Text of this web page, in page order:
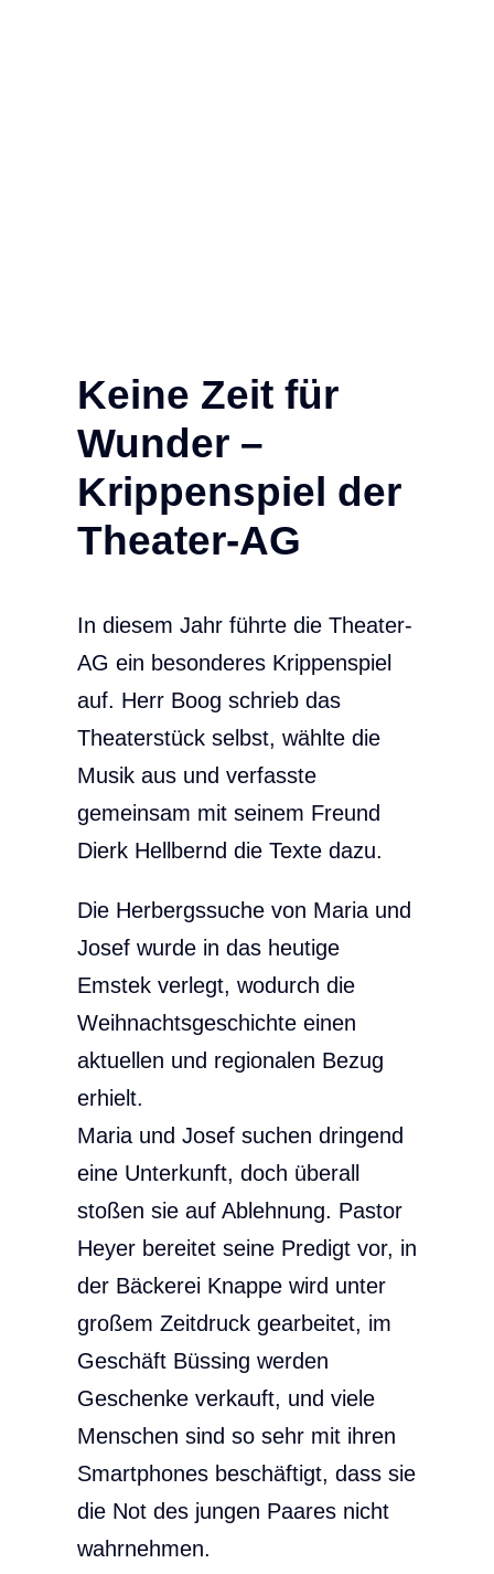
Keine Zeit für
Wunder –
Krippenspiel der
Theater-AG
In diesem Jahr führte die Theater-
AG ein besonderes Krippenspiel
auf. Herr Boog schrieb das
Theaterstück selbst, wählte die
Musik aus und verfasste
gemeinsam mit seinem Freund
Dierk Hellbernd die Texte dazu.
Die Herbergssuche von Maria und
Josef wurde in das heutige
Emstek verlegt, wodurch die
Weihnachtsgeschichte einen
aktuellen und regionalen Bezug
erhielt.
Maria und Josef suchen dringend
eine Unterkunft, doch überall
stoßen sie auf Ablehnung. Pastor
Heyer bereitet seine Predigt vor, in
der Bäckerei Knappe wird unter
großem Zeitdruck gearbeitet, im
Geschäft Büssing werden
Geschenke verkauft, und viele
Menschen sind so sehr mit ihren
Smartphones beschäftigt, dass sie
die Not des jungen Paares nicht
wahrnehmen.